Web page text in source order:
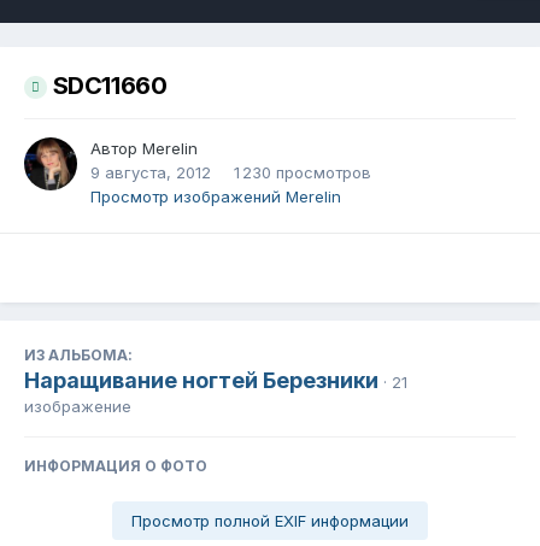
SDC11660
Автор Merelin
9 августа, 2012
1 230 просмотров
Просмотр изображений Merelin
ИЗ АЛЬБОМА:
Наращивание ногтей Березники · 21
изображение
ИНФОРМАЦИЯ О ФОТО
Просмотр полной EXIF информации